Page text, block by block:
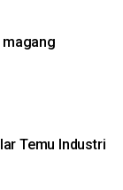
magang
Temu Industri